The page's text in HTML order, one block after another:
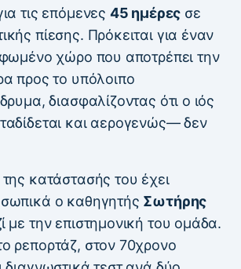
τις επόμενες 45 ημέρες σε
πίεσης. Πρόκειται για έναν
χώρο που αποτρέπει την
προς το υπόλοιπο
διασφαλίζοντας ότι ο ιός
και αερογενώς— δεν
κατάστασής του έχει
ο καθηγητής Σωτήρης
με την επιστημονική του ομάδα.
ρεπορτάζ, στον 70χρονο